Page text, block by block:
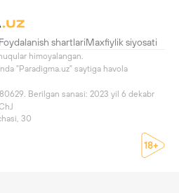
Foydalanish shartlariMaxfiylik siyosati
himoyalangan.
"Paradigma.uz" saytiga havola
Berilgan sanasi: 2023 yil 6 dekabr
30